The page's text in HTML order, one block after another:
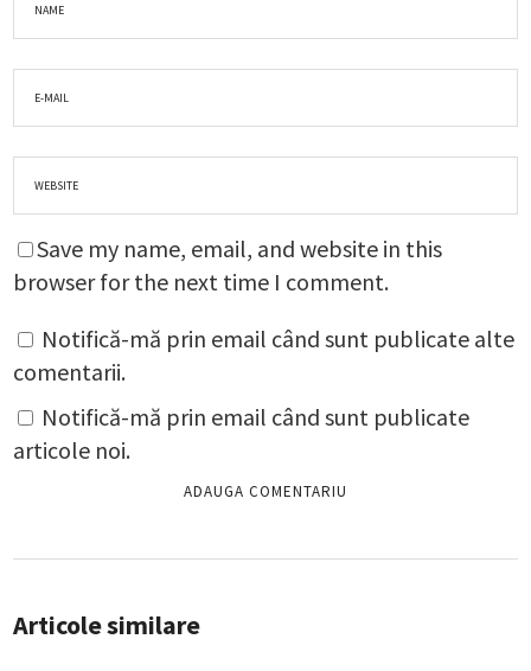
Save my name, email, and website in this
browser for the next time I comment.
Notifică-mă prin email când sunt publicate alte
comentarii.
Notifică-mă prin email când sunt publicate
articole noi.
Articole similare